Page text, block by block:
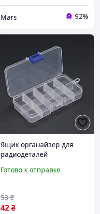
Mars 92%
Ящик органайзер для
радиодеталей
мм 10 отделений
компонентов impulse
Готово к отправке
42₴
53 ₴